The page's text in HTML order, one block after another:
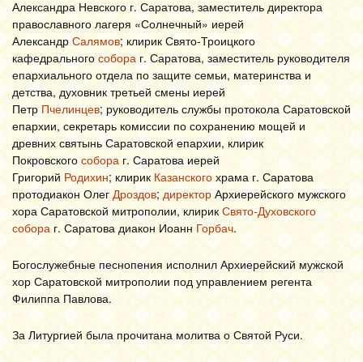
Александра Невского г. Саратова, заместитель директора
православного лагеря «Солнечный» иерей
Александр Салямов; клирик Свято-Троицкого
кафедрального собораг. Саратова, заместитель руководителя
епархиального отдела по защите семьи, материнства и
детства, духовник третьей смены иерей
ПетрПчелинцев; руководитель службы протокола Саратовской
епархии, секретарь комиссии по сохранению мощей и
древних святынь Саратовской епархии, клирик
Покровского собора г. Саратова иерей
Григорий Родихин; клирик Казанского храма г. Саратова
протодиакон ОлегДроздов; директор Архиерейского мужского
хора Саратовской митрополии, клирикСвято-Духовского
собора г. Саратова диакон Иоанн Горбач.
Богослужебные песнопения исполнил Архиерейский мужской
хор Саратовской митрополии под управлением регента
Филиппа Павлова.
За Литургией была прочитана молитва о Святой Руси.